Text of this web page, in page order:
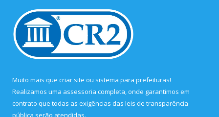
Muito mais que criar site ou sistema para prefeituras!
Realizamos uma assessoria completa, onde garantimos em
contrato que todas as exigências das leis de transparência
pública serão atendidas.